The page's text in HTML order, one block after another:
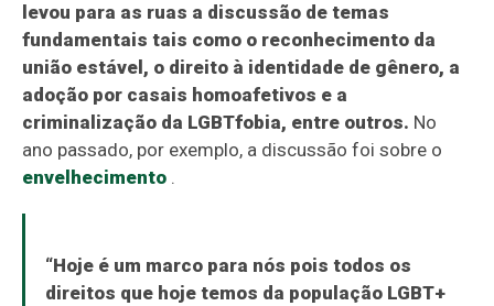
levou para as ruas a discussão de temas
fundamentais tais como o reconhecimento da
união estável, o direito à identidade de gênero, a
adoção por casais homoafetivos e a
criminalização da LGBTfobia, entre outros. No
ano passado, por exemplo, a discussão foi sobre o
envelhecimento .
“Hoje é um marco para nós pois todos os
direitos que hoje temos da população LGBT+